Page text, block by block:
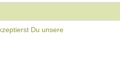
Du unsere